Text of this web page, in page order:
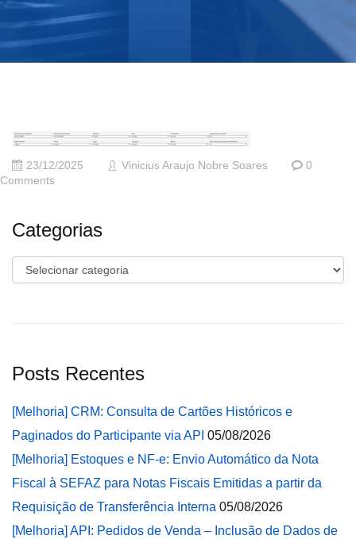
23/12/2025 Vinicius Araujo Nobre Soares
0
Comments
Categorias
Categorias
Posts Recentes
[Melhoria] CRM: Consulta de Cartões Históricos e
Paginados do Participante via API 05/08/2026
[Melhoria] Estoques e NF-e: Envio Automático da Nota
Fiscal à SEFAZ para Notas Fiscais Emitidas a partir da
Requisição de Transferência Interna 05/08/2026
[Melhoria] API: Pedidos de Venda – Inclusão de Dados de